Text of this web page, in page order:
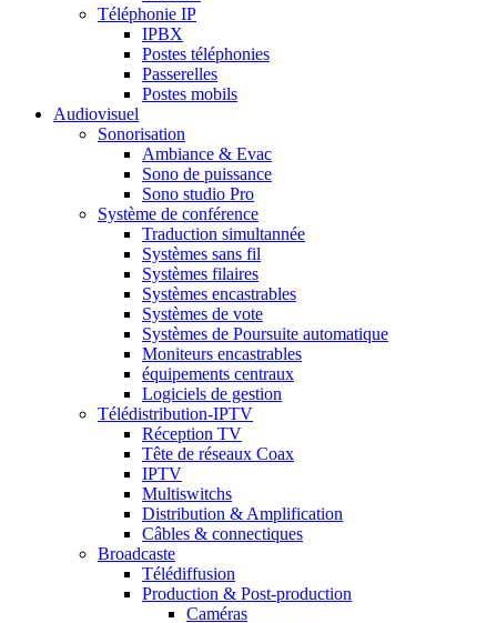
Téléphonie IP
IPBX
Postes téléphonies
Passerelles
Postes mobils
Audiovisuel
Sonorisation
Ambiance & Evac
Sono de puissance
Sono studio Pro
Système de conférence
Traduction simultannée
Systèmes sans fil
Systèmes filaires
Systèmes encastrables
Systèmes de vote
Systèmes de Poursuite automatique
Moniteurs encastrables
équipements centraux
Logiciels de gestion
Télédistribution-IPTV
Réception TV
Tête de réseaux Coax
IPTV
Multiswitchs
Distribution & Amplification
Câbles & connectiques
Broadcaste
Télédiffusion
Production & Post-production
Caméras